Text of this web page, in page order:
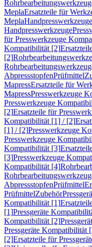
MeplaErsatzteile für
MeplaHandpresswerkzeuge
Handpresswerkzeuge
für Presswerkzeuge
Kompatibilität [2]
[2]
AbpressstopfenPrüfmittel
MapressErsatzteile für
MapressPresswerkzeuge
Presswerkzeuge
[2]Ersatzteile für
Kompatibilität [1] / [2]
[1] / [2]Presswerkzeuge
Presswerkzeuge
Kompatibilität [3]
[3]Presswerkzeuge
Kompatibilität [4]
AbpressstopfenPrüfmittel
PrüfmittelZubehör
Kompatibilität [1]
[1]Pressgeräte
Kompatibilität [2]
Pressgeräte Kompatibilität
[2]Ersatzteile für